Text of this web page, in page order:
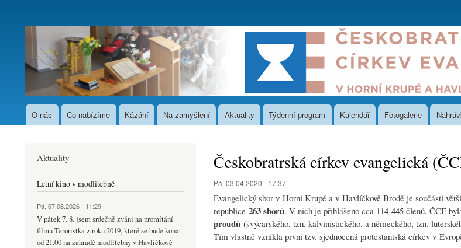
hlavnímu
obsahu
account
HlavníO nás Co nabízíme Kázání Na zamyšlení Aktuality Týdenní program Kalendář Fotogalerie
Českobratrská církev evangelická
Pá, 03.04.2020 - 17:37
Evangelický sbor v Horní Krupé a v Havlíčkově Brodě je součástí
republice 263 sborů. V nich je přihlášeno cca 114 445 členů. ČCE
proudů(švýcarského, tzn. kalvinistického, a německého, tzn.
Tím vlastně vznikla první tzv. sjednocená protestantská církev v
Aktuality
Letní kino v modlitebně
Pá, 07.08.2026 - 11:29
V pátek 7. 8. jsem srdečně zváni na promítání
filmu Teroristka z roku 2019, které se bude konat
od 21.00 na zahradě modlitebny v Havlíčkově